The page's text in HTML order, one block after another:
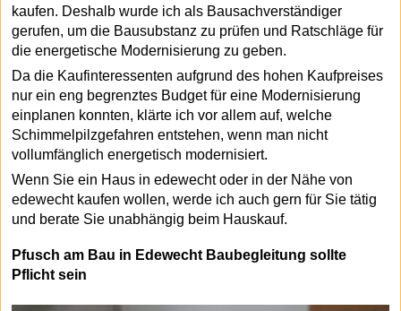
kaufen. Deshalb wurde ich als Bausachverständiger
gerufen, um die Bausubstanz zu prüfen und Ratschläge für
die energetische Modernisierung zu geben.
Da die Kaufinteressenten aufgrund des hohen Kaufpreises
nur ein eng begrenztes Budget für eine Modernisierung
einplanen konnten, klärte ich vor allem auf, welche
Schimmelpilzgefahren entstehen, wenn man nicht
vollumfänglich energetisch modernisiert.
Wenn Sie ein Haus in edewecht oder in der Nähe von
edewecht kaufen wollen, werde ich auch gern für Sie tätig
und berate Sie unabhängig beim Hauskauf.
Pfusch am Bau in Edewecht Baubegleitung sollte
Pflicht sein